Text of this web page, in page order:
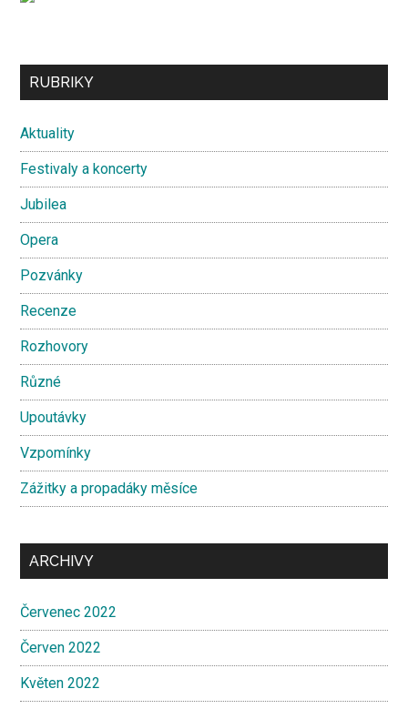
Secondary
RUBRIKY
Aktuality
Festivaly a koncerty
Jubilea
Opera
Pozvánky
Recenze
Rozhovory
Různé
Upoutávky
Vzpomínky
Zážitky a propadáky měsíce
ARCHIVY
Červenec 2022
Červen 2022
Květen 2022